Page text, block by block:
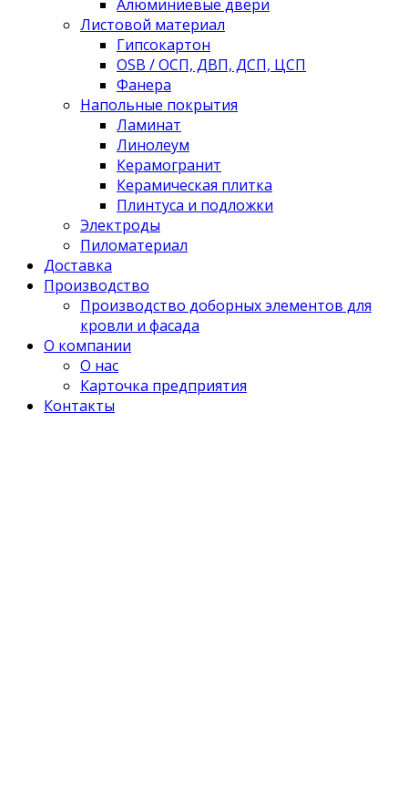
Алюминиевые двери
Листовой материал
Гипсокартон
OSB / ОСП, ДВП, ДСП, ЦСП
Фанера
Напольные покрытия
Ламинат
Линолеум
Керамогранит
Керамическая плитка
Плинтуса и подложки
Электроды
Пиломатериал
Доставка
Производство
Производство доборных элементов для
кровли и фасада
О компании
О нас
Карточка предприятия
Контакты